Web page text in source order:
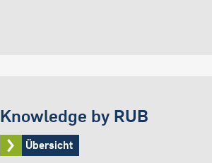
Knowledge by RUB
Übersicht